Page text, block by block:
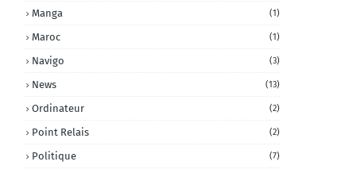
Manga (1)
Maroc (1)
Navigo (3)
News (13)
Ordinateur (2)
Point Relais (2)
Politique (7)